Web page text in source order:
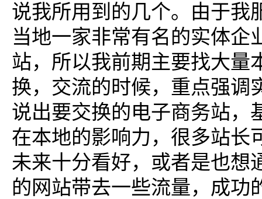
说我所用到的几个。由于我
当地一家非常有名的实体企
站，所以我前期主要找大量
换，交流的时候，重点强调
说出要交换的电子商务站，
在本地的影响力，很多站长
未来十分看好，或者是也想
的网站带去一些流量，成功